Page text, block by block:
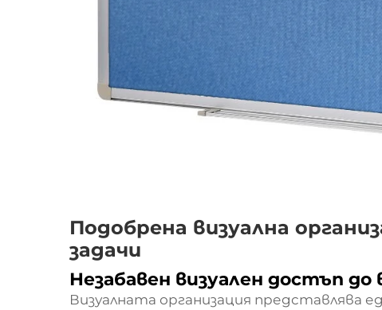
Подобрена визуална
задачи
Незабавен визуален достъп
Визуалната организация представлява